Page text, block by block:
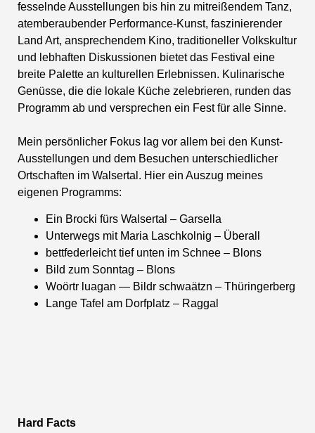
fesselnde Ausstellungen bis hin zu mitreißendem Tanz,
atemberaubender Performance-Kunst, faszinierender
Land Art, ansprechendem Kino, traditioneller Volkskultur
und lebhaften Diskussionen bietet das Festival eine
breite Palette an kulturellen Erlebnissen. Kulinarische
Genüsse, die die lokale Küche zelebrieren, runden das
Programm ab und versprechen ein Fest für alle Sinne.
Mein persönlicher Fokus lag vor allem bei den Kunst-
Ausstellungen und dem Besuchen unterschiedlicher
Ortschaften im Walsertal. Hier ein Auszug meines
eigenen Programms:
Ein Brocki fürs Walsertal – Garsella
Unterwegs mit Maria Laschkolnig – Überall
bettfederleicht tief unten im Schnee – Blons
Bild zum Sonntag – Blons
Woörtr luagan — Bildr schwaätzn – Thüringerberg
Lange Tafel am Dorfplatz – Raggal
Hard Facts